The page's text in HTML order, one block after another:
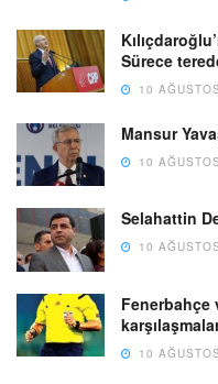
Sürece
10
Mansur
10
Selahattin
10
Fenerbahçe
10